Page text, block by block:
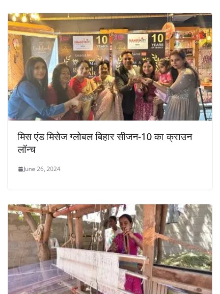
मिस एंड मिसेज ग्लोबल बिहार सीजन-10 का क्राउन
लॉन्च
June 26, 2024